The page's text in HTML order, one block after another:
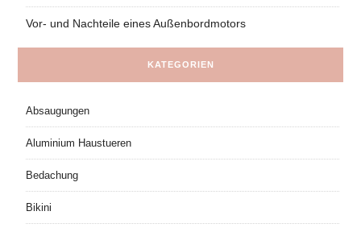
Vor- und Nachteile eines Außenbordmotors
KATEGORIEN
Absaugungen
Aluminium Haustueren
Bedachung
Bikini